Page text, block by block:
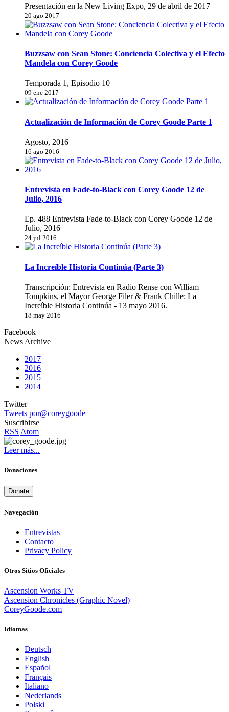
Presentación en la New Living Expo, 29 de abril de 2017
20 ago 2017
Buzzsaw con Sean Stone: Conciencia Colectiva y el Efecto
Mandela con Corey Goode
Temporada 1, Episodio 10
09 ene 2017
Actualización de Información de Corey Goode Parte 1
Agosto, 2016
16 ago 2016
Entrevista en Fade-to-Black con Corey Goode 12 de
Julio, 2016
Ep. 488 Entrevista Fade-to-Black con Corey Goode 12 de
Julio, 2016
24 jul 2016
La Increíble Historia Continúa (Parte 3)
Transcripción: Entrevista en Radio Rense con William
Tompkins, el Mayor George Filer & Frank Chille: La
Increíble Historia Continúa - 13 mayo 2016.
18 may 2016
Facebook
News Archive
2017
2016
2015
2014
Twitter
Tweets por@coreygoode
Suscribirse
RSS Atom
Leer más...
Donaciones
Donate
Navegación
Entrevistas
Contacto
Privacy Policy
Otros Sitios Oficiales
Ascension Works TV
Ascension Chronicles (Graphic Novel)
CoreyGoode.com
Idiomas
Deutsch
English
Español
Français
Italiano
Nederlands
Polski